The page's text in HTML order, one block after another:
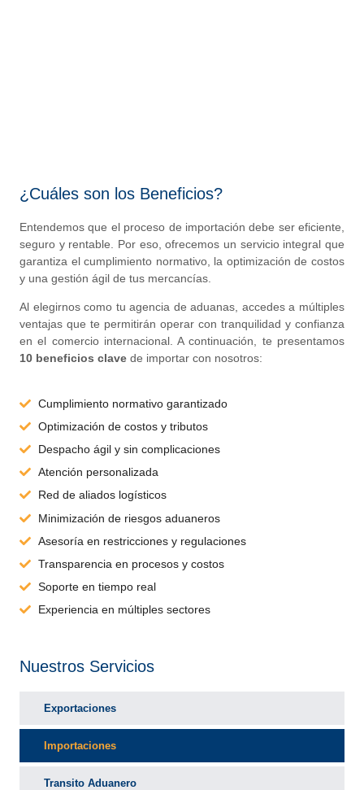
Nuestros Servicios
Exportaciones
Importaciones
Transito Aduanero
¿Cuáles son los Beneficios?
Entendemos que el proceso de importación debe ser eficiente,
seguro y rentable. Por eso, ofrecemos un servicio integral que
garantiza el cumplimiento normativo, la optimización de costos
y una gestión ágil de tus mercancías.
Al elegirnos como tu agencia de aduanas, accedes a múltiples
ventajas que te permitirán operar con tranquilidad y confianza
en el comercio internacional. A continuación, te presentamos
10 beneficios clave de importar con nosotros:
Cumplimiento normativo garantizado
Optimización de costos y tributos
Despacho ágil y sin complicaciones
Atención personalizada
Red de aliados logísticos
Minimización de riesgos aduaneros
Asesoría en restricciones y regulaciones
Transparencia en procesos y costos
Soporte en tiempo real
Experiencia en múltiples sectores